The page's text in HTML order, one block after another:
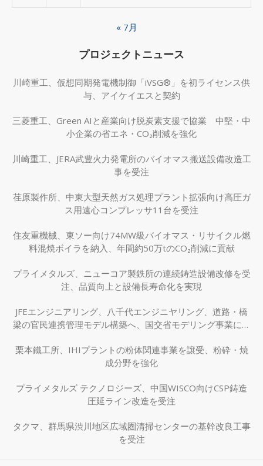
« 7月
プロジェクトニュース
川崎重工、仮想同期発電機制御「iVSG®」を初ライセンス供
与、アイケイエスと契約
三菱重工、Green AIと産業向け脱炭素支援で協業 中堅・中
小企業の省エネ・CO₂削減を強化
川崎重工、JERA武豊火力発電所のバイオマス搬送設備改造工
事を受注
荏原製作所、中東大型天然ガス処理プラント拡張向け高圧ガ
ス用遠心コンプレッサ11台を受注
住友重機械、東ソー向け74MW級バイオマス・リサイクル燃
料混焼ボイラを納入、年間約50万tのCO₂削減に貢献
プライメタルズ、ニューコア製鉄所の連続鋳造設備改修を受
注、品質向上と設備長寿命化を実現
JFEエンジニアリング、八千代エンジニヤリング、道路・橋
梁の官民連携管理モデル構築へ、国交省モデリング事業に採
栗本鐵工所、IHIプラントの粉体関連事業を譲受、粉砕・焼
成分野を強化
プライメタルズ テクノロジーズ、中国WISCO向けCSP鋳造
圧延ライン改造を受注
タクマ、群馬県渋川地区広域圏清掃センターの基幹改良工事
を受注